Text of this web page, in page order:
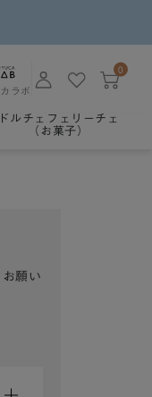
ラボ
0
ドルチェフェリーチェ
（お菓子）
願い